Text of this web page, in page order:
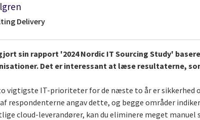
Delivery
sin rapport '2024 Nordic IT Sourcing Study'
Det er interessant at læse resultaterne,
vigtigste IT-prioriteter for de næste to år er sikkerhed
respondenterne angav dette, og begge områder
cloud-leverandører, kan du eliminere meget